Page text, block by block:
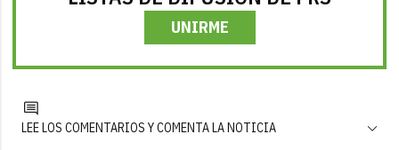
UNIRME
LEE LOS COMENTARIOS Y COMENTA LA NOTICIA